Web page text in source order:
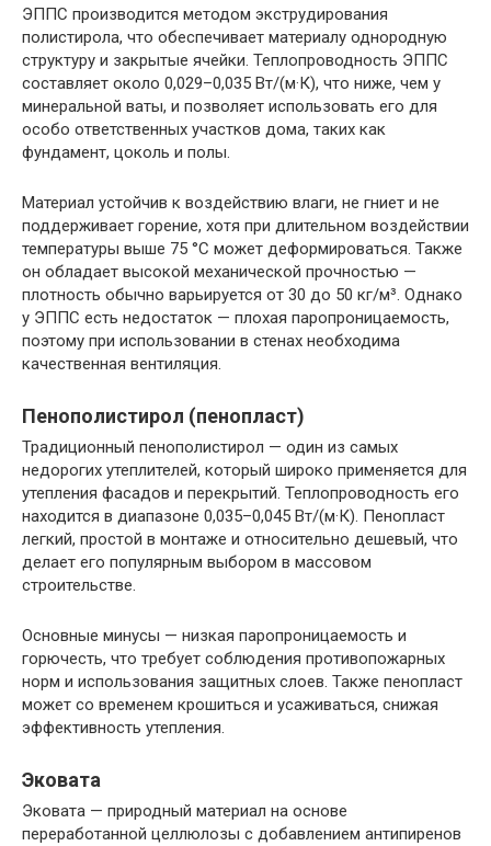
ЭППС производится методом экструдирования
полистирола, что обеспечивает материалу однородную
структуру и закрытые ячейки. Теплопроводность ЭППС
составляет около 0,029–0,035 Вт/(м·К), что ниже, чем у
минеральной ваты, и позволяет использовать его для
особо ответственных участков дома, таких как
фундамент, цоколь и полы.
Материал устойчив к воздействию влаги, не гниет и не
поддерживает горение, хотя при длительном воздействии
температуры выше 75 °C может деформироваться. Также
он обладает высокой механической прочностью —
плотность обычно варьируется от 30 до 50 кг/м³. Однако
у ЭППС есть недостаток — плохая паропроницаемость,
поэтому при использовании в стенах необходима
качественная вентиляция.
Пенополистирол (пенопласт)
Традиционный пенополистирол — один из самых
недорогих утеплителей, который широко применяется для
утепления фасадов и перекрытий. Теплопроводность его
находится в диапазоне 0,035–0,045 Вт/(м·К). Пенопласт
легкий, простой в монтаже и относительно дешевый, что
делает его популярным выбором в массовом
строительстве.
Основные минусы — низкая паропроницаемость и
горючесть, что требует соблюдения противопожарных
норм и использования защитных слоев. Также пенопласт
может со временем крошиться и усаживаться, снижая
эффективность утепления.
Эковата
Эковата — природный материал на основе
переработанной целлюлозы с добавлением антипиренов